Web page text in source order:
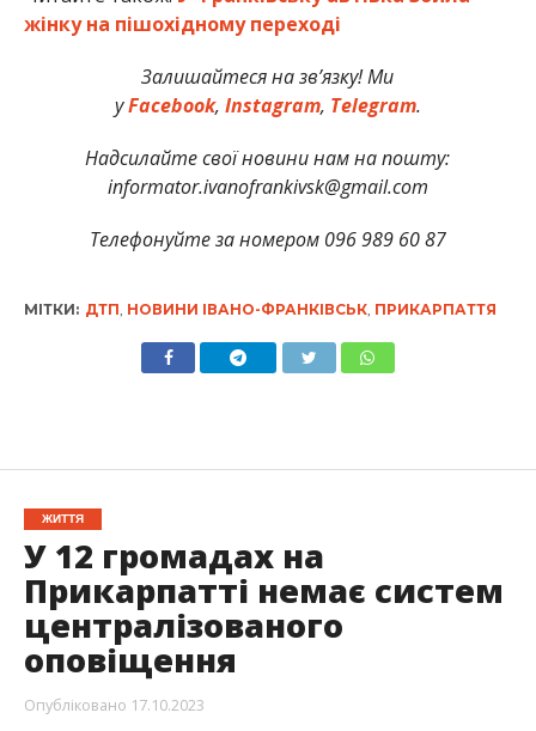
жінку на пішохідному переході
Залишайтеся на зв’язку! Ми
уFacebook, Instagram, Telegram.
Надсилайте свої новини нам на пошту:
informator.ivanofrankivsk@gmail.com
Телефонуйте за номером 096 989 60 87
МІТКИ: ДТП НОВИНИ ІВАНО-ФРАНКІВСЬК, ПРИКАРПАТТЯ
ЖИТТЯ
У 12 громадах на
Прикарпатті немає систем
централізованого
оповіщення
Опубліковано 17.10.2023